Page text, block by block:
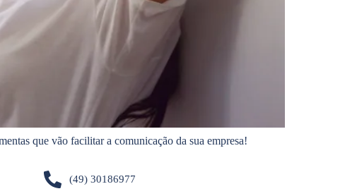
que vão facilitar a comunicação da sua empresa!
(49) 30186977